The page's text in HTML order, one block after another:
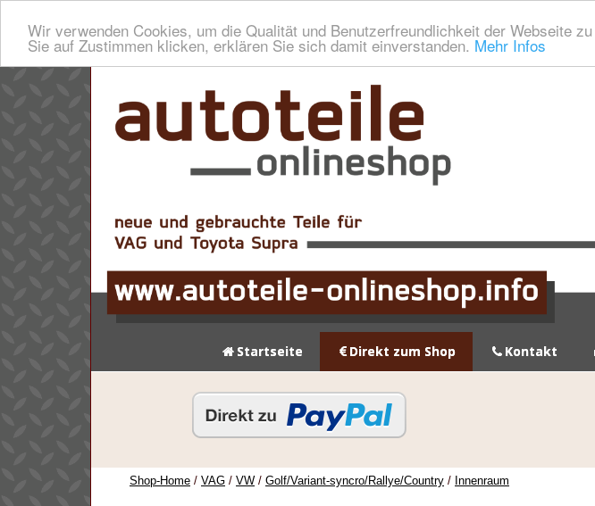
Wir verwenden Cookies, um die Qualität und Benutzerfreundlichkeit der Webseite
Sie auf Zustimmen klicken, erklären Sie sich damit einverstanden. Mehr Infos
Startseite Direkt zum Shop Kontakt
Shop-Home / VAG / VW / Golf/Variant-syncro/Rallye/Country / Innenraum